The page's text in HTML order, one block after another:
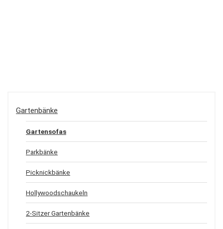
Gartenbänke
Gartensofas
Parkbänke
Picknickbänke
Hollywoodschaukeln
2-Sitzer Gartenbänke